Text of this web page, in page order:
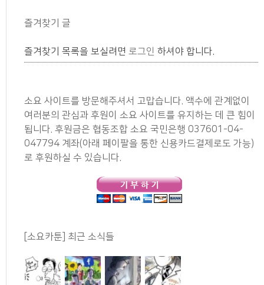
즐겨찾기 글
즐겨찾기 목록을 보실려면 로그인 하셔야 합니다.
소요 사이트를 방문해주셔서 고맙습니다. 액수에 관계없이
여러분의 관심과 후원이 소요 사이트를 유지하는 데 큰 힘이
됩니다. 후원금은 협동조합 소요 국민은행 037601-04-
047794 계좌(아래 페이팔을 통한 신용카드결제로도 가능)
로 후원하실 수 있습니다.
[소요카툰] 최근 소식들